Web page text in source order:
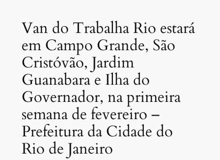
Van do Trabalha Rio estará
em Campo Grande, São
Cristóvão, Jardim
Guanabara e Ilha do
Governador, na primeira
semana de fevereiro –
Prefeitura da Cidade do
Rio de Janeiro